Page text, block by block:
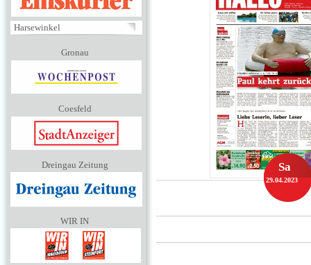
Harsewinkel
Gronau
Coesfeld
Dreingau Zeitung
WIR IN
Sa
29.04.2023